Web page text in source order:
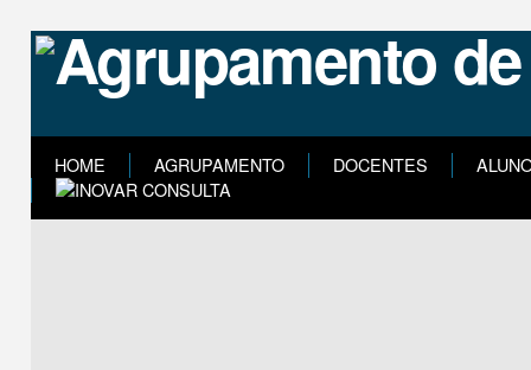
HOME AGRUPAMENTO DOCENTES